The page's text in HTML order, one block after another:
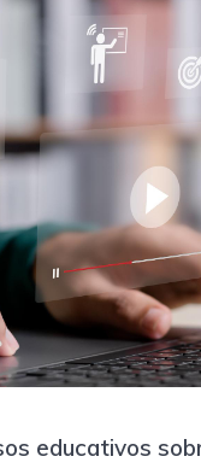
educativos